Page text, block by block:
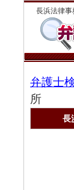
長浜法律事
弁護士
所
長